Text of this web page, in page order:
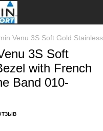
Venu 3S Soft Gold
3S Soft
with French
Band 010-